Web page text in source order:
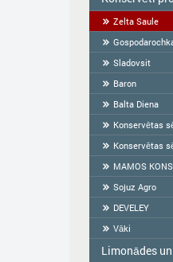
Tortilla
Milti
Ciete, ķīselis,
Sveramie
Krekers
Prjaņiki
Salmiņi
Vafeles
Halva
BARANKAS
Shokoladno
Argo Sweets
Nefis
Konfektes
Īriss un Kozinaki
Salmiņi
Košļajamas
Sweet&Toy
Dražejas
Marmelāde
Putnu piens
Zefīrs
Zelta Saule
Sladovsit
Baron
Balta Diena
Konservētas
Konservētas
MAMOS
Sojuz Agro
DEVELEY
Vāki
Limonādes